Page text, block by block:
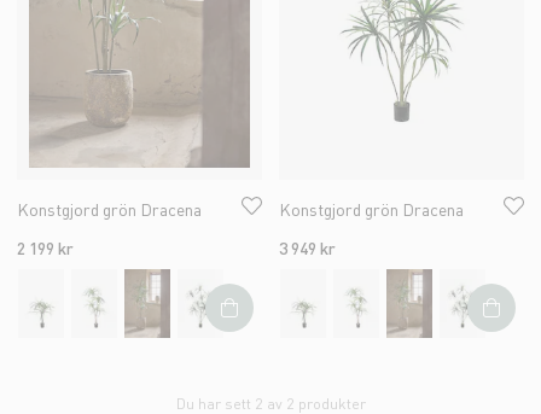
Konstgjord grön Dracena
2 199 kr
Konstgjord grön Dracena
3 949 kr
Du har sett 2 av 2 produkter